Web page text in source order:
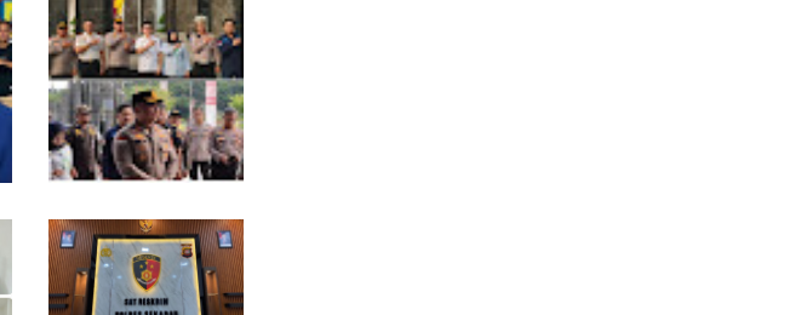
Kunker Perdana ke
Entikong, Kapolres
Sanggau: Keamanan
Perbatasan Tanggung
Jawab Bersama